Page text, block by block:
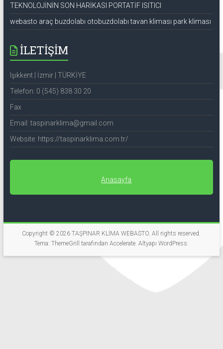
TEKNOLOJİNİN SON HARİKASI PORTATİF ISITICI
webasto araç buzdolabı otobuzdolabı tavan kliması park kliması
İLETİŞİM
Işıkkent | İzmir | TÜRKİYE
Telefon: 0 (545) 838 30 20
Fax
Email: taspinarklima@gmail.com
Website: https://taspinarklima.com.tr/
Anasayfa
Copyright © 2026TAŞPINAR KLİMA WEBASTO. All rights reserved.
Tema: ThemeGrill tarafından Accelerate. Altyapı WordPress.